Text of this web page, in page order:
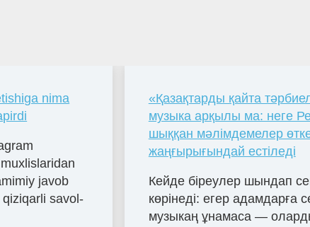
nima
javob
savol-
«Қазақтарды қайта
музыка арқылы ма: неге
шыққан мәлімдемелер
жаңғырығындай естіледі
Кейде біреулер шындап
көрінеді: егер адамдарға
музыкаң ұнамаса —